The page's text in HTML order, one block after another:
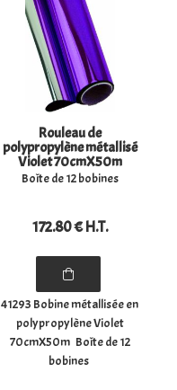
Rouleau de
polypropylène métallisé
Violet 70cmX50m
Boîte de 12 bobines
172.80€ H.T.
41293 Bobine métallisée en
polypropylène Violet
70cmX50m Boîte de 12
bobines